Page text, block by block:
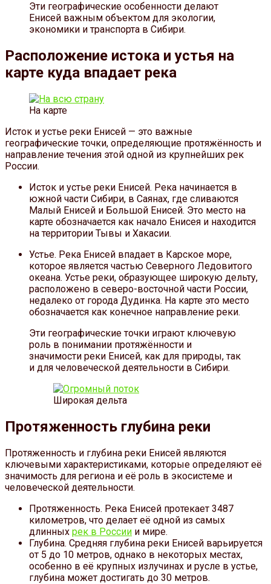
Эти географические особенности делают
Енисей важным объектом для экологии,
экономики и транспорта в Сибири.
Расположение истока и устья на
карте куда впадает река
На карте
Исток и устье реки Енисей — это важные
географические точки, определяющие протяжённость и
направление течения этой одной из крупнейших рек
России.
Исток и устье реки Енисей. Река начинается в
южной части Сибири, в Саянах, где сливаются
Малый Енисей и Большой Енисей. Это место на
карте обозначается как начало Енисея и находится
на территории Тывы и Хакасии.
Устье. Река Енисей впадает в Карское море,
которое является частью Северного Ледовитого
океана. Устье реки, образующее широкую дельту,
расположено в северо-восточной части России,
недалеко от города Дудинка. На карте это место
обозначается как конечное направление реки.
Эти географические точки играют ключевую
роль в понимании протяжённости и
значимости реки Енисей, как для природы, так
и для человеческой деятельности в Сибири.
Широкая дельта
Протяженность глубина реки
Протяженность и глубина реки Енисей являются
ключевыми характеристиками, которые определяют её
значимость для региона и её роль в экосистеме и
человеческой деятельности.
Протяженность. Река Енисей протекает 3487
километров, что делает её одной из самых
длинных рек в России и мире.
Глубина. Средняя глубина реки Енисей варьируется
от 5 до 10 метров, однако в некоторых местах,
особенно в её крупных излучинах и русле в устье,
глубина может достигать до 30 метров.